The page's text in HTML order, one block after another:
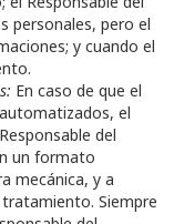
personales, pero el
y cuando el
En caso de que el
el
del
un formato
mecánica, y a
Siempre